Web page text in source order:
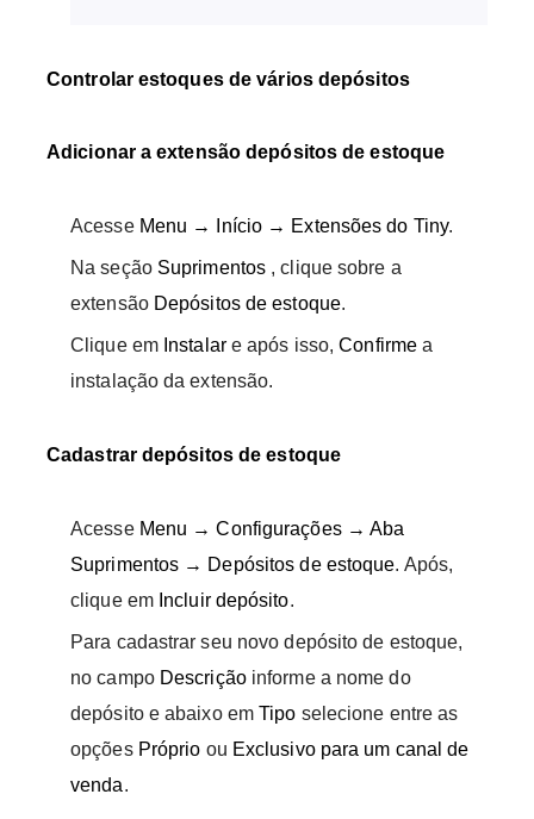
Controlar estoques de vários depósitos
Adicionar a extensão depósitos de estoque
Acesse Menu → Início → Extensões do Tiny.
Na seção Suprimentos , clique sobre a
extensão Depósitos de estoque.
Clique em Instalare após isso,Confirme a
instalação da extensão.
Cadastrar depósitos de estoque
Acesse Menu → Configurações → Aba
Suprimentos → Depósitos de estoque. Após,
clique em Incluir depósito.
Para cadastrar seu novo depósito de estoque,
no campo Descriçãoinforme a nome do
depósito e abaixo emTipo selecione entre as
opções Próprio ou Exclusivo para um canal de
venda.